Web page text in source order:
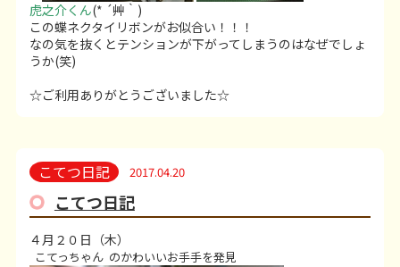
虎之介くん(* ´艸｀)
この蝶ネクタイリボンがお似合い！！！
なの気を抜くとテンションが下がってしまうのはなぜでしょ
うか(笑)
☆ご利用ありがとうございました☆
こてつ日記 2017.04.20
こてつ日記
４月２０日（木）
こてっちゃん のかわいいお手手を発見